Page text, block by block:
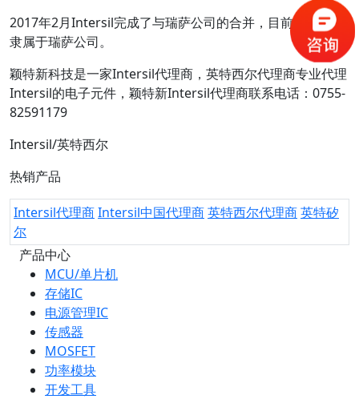
2017年2月Intersil完成了与瑞萨公司的合并，目前Intersil
隶属于瑞萨公司。
颖特新科技是一家Intersil代理商，英特西尔代理商专业代理
Intersil的电子元件，颖特新Intersil代理商联系电话：0755-
82591179
Intersil/英特西尔
热销产品
Intersil代理商Intersil中国代理商英特西尔代理商英特矽
尔
产品中心
MCU/单片机
存储IC
电源管理IC
传感器
MOSFET
功率模块
开发工具